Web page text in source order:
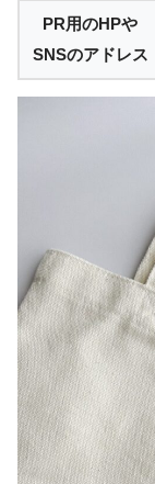
PR用のHPや
SNSのアドレス